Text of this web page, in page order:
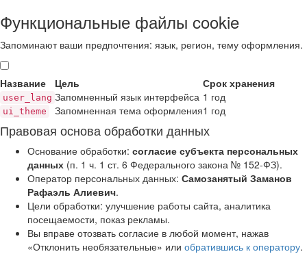
Функциональные файлы cookie
Запоминают ваши предпочтения: язык, регион, тему оформления.
Название Цель Срок хранения
user_lang Запомненный язык интерфейса 1 год
ui_theme Запомненная тема оформления1 год
Правовая основа обработки данных
Основание обработки: согласие субъекта персональных
данных (п. 1 ч. 1 ст. 6 Федерального закона № 152-ФЗ).
Оператор персональных данных: Самозанятый Заманов
Рафаэль Алиевич.
Цели обработки: улучшение работы сайта, аналитика
посещаемости, показ рекламы.
Вы вправе отозвать согласие в любой момент, нажав
«Отклонить необязательные» или обратившись к оператору.